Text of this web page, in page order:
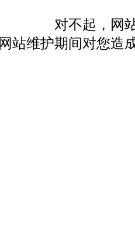
对不起，网
网站维护期间对您造